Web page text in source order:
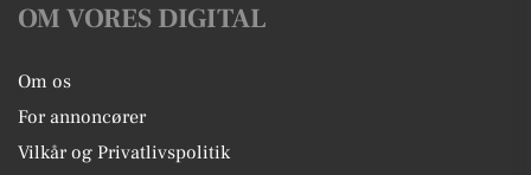
OM VORES DIGITAL
Om os
For annoncører
Vilkår og Privatlivspolitik